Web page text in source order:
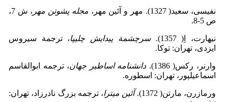
نفیسی، سعید( 1327). مهر و آئین مهر، مجله پشوتن مهر
، ش 7،
ص 5-8.
نیهارت، اِ( 1357). سرچشمة پیدایش چلیپا، ترجمة سیروس
ایزدی، تهران: توکا.
وارنر، رکس( 1386). دانشنامه اساطیر جهان، ترجمه ابوالقاسم
اسماعیل­پور، تهران: اسطوره.
ورمازرن، مارتن( 1372). آئین میترا، ترجمه بزرگ نادرزاد، تهران: